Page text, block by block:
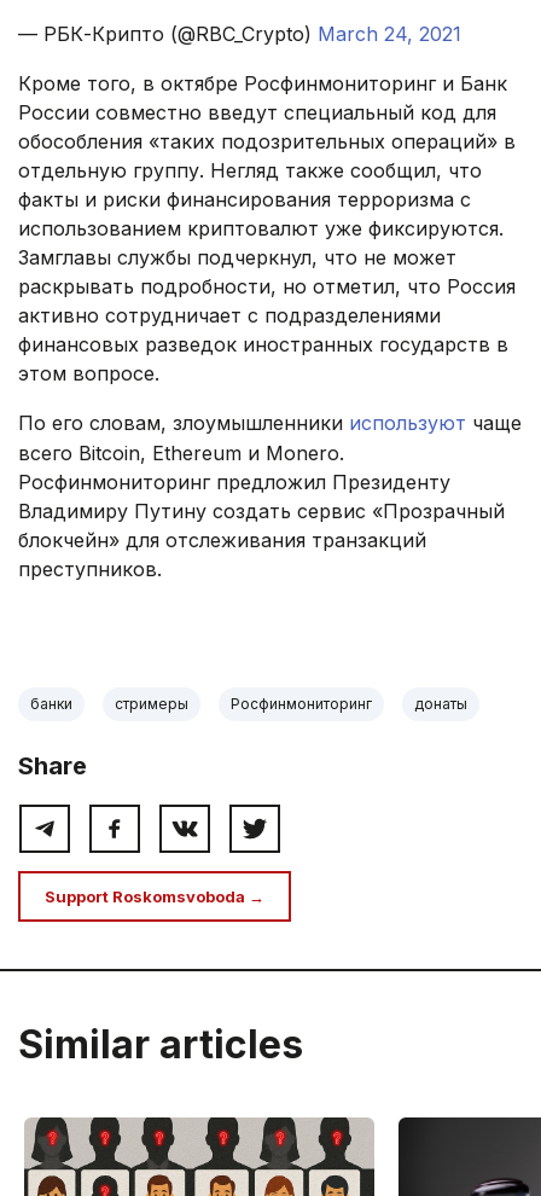
— РБК-Крипто (@RBC_Crypto) March 24, 2021
Кроме того, в октябре Росфинмониторинг и Банк
России совместно введут специальный код для
обособления «таких подозрительных операций» в
отдельную группу. Негляд также сообщил, что
факты и риски финансирования терроризма с
использованием криптовалют уже фиксируются.
Замглавы службы подчеркнул, что не может
раскрывать подробности, но отметил, что Россия
активно сотрудничает с подразделениями
финансовых разведок иностранных государств в
этом вопросе.
По его словам, злоумышленники используют чаще
всего Bitcoin, Ethereum и Monero.
Росфинмониторинг предложил Президенту
Владимиру Путину создать сервис «Прозрачный
блокчейн» для отслеживания транзакций
преступников.
банки стримеры Росфинмониторинг донаты
Share
Support Roskomsvoboda →
Similar articles